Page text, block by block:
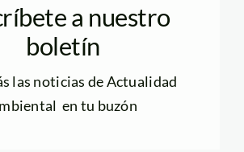
a nuestro
boletín
las noticias de Actualidad
en tu buzón